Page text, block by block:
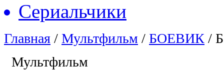
Сериальчики
Главная / Мультфильм / БОЕВИК /
Мультфильм